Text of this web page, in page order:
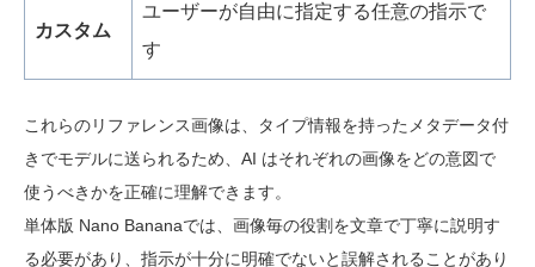
カスタム
ユーザーが自由に指定する任意の指示で
す
これらのリファレンス画像は、タイプ情報を持ったメタデータ付
きでモデルに送られるため、AI はそれぞれの画像をどの意図で
使うべきかを正確に理解できます。
単体版 Nano Bananaでは、画像毎の役割を文章で丁寧に説明す
る必要があり、指示が十分に明確でないと誤解されることがあり